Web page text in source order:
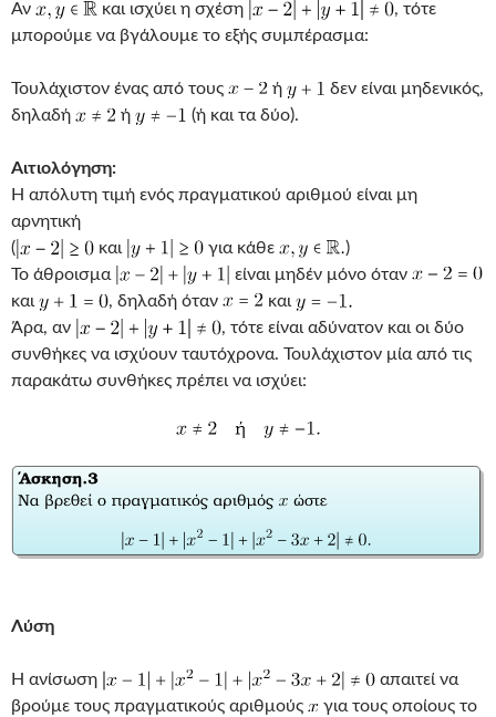
Αν και ισχύει η σχέση
, τότε
μπορούμε να βγάλουμε το εξής συμπέρασμα:
Τουλάχιστον ένας από τους ή
δεν είναι μηδενικός,
δηλαδή
ή (ή και τα δύο).
Αιτιολόγηση:
Η απόλυτη τιμή ενός πραγματικού αριθμού είναι μη
αρνητική
(
και για κάθε
)
Το άθροισμα
είναι μηδέν μόνο όταν
και
, δηλαδή όταν
και
Άρα, αν
, τότε είναι αδύνατον και οι δύο
συνθήκες να ισχύουν ταυτόχρονα. Τουλάχιστον μία από τις
παρακάτω συνθήκες πρέπει να ισχύει:
Λύση
Η ανίσωση
απαιτεί να
βρούμε τους πραγματικούς αριθμούς
για τους οποίους το